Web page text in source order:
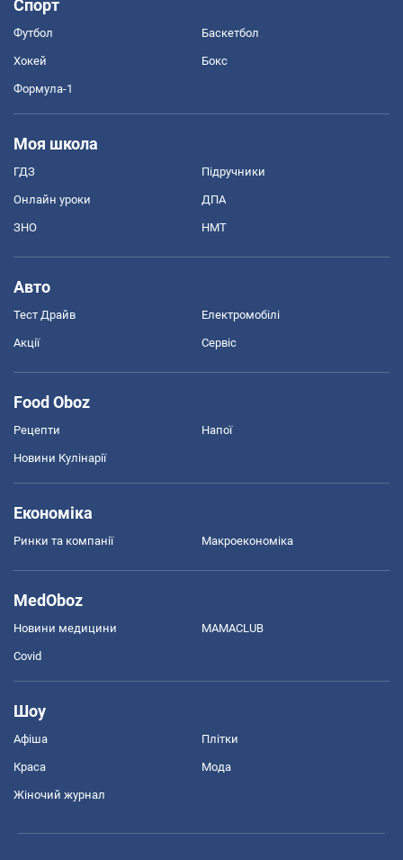
Спорт
Футбол Баскетбол
Хокей Бокс
Формула-1
Моя школа
ГДЗ Підручники
Онлайн уроки ДПА
ЗНО НМТ
Авто
Тест Драйв Електромобілі
Акції Сервіс
Food Oboz
Рецепти Напої
Новини Кулінарії
Економіка
Ринки та компанії Макроекономіка
MedOboz
Новини медицини MAMACLUB
Covid
Шоу
Афіша Плітки
Краса Мода
Жіночий журнал